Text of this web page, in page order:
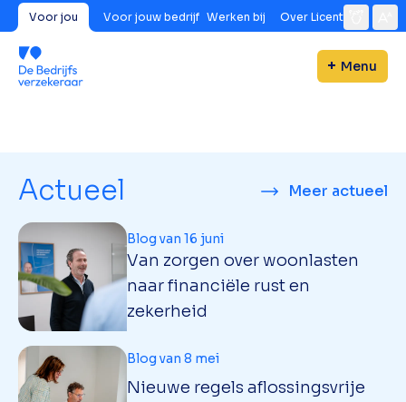
Voor jou Voor jouw bedrijf Werken bij Over Licent
Menu
Actueel Meer actueel
Van zorgen over woonlasten
naar financiële rust en
zekerheid
Blog van 16 juni
Nieuwe regels aflossingsvrije
Blog van 8 mei